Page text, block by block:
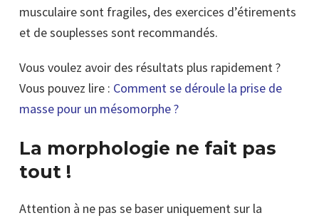
musculaire sont fragiles, des exercices d’étirements
et de souplesses sont recommandés.
Vous voulez avoir des résultats plus rapidement ?
Vous pouvez lire : Comment se déroule la prise de
masse pour un mésomorphe ?
La morphologie ne fait pas
tout !
Attention à ne pas se baser uniquement sur la